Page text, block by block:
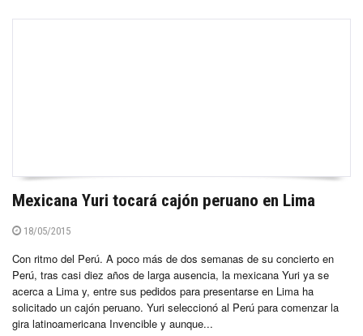
Mexicana Yuri tocará cajón peruano en Lima
18/05/2015
Con ritmo del Perú. A poco más de dos semanas de su concierto en
Perú, tras casi diez años de larga ausencia, la mexicana Yuri ya se
acerca a Lima y, entre sus pedidos para presentarse en Lima ha
solicitado un cajón peruano. Yuri seleccionó al Perú para comenzar la
gira latinoamericana Invencible y aunque...